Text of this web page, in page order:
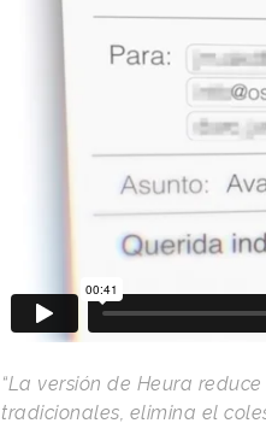
“La versión de Heura
tradicionales, elimina el